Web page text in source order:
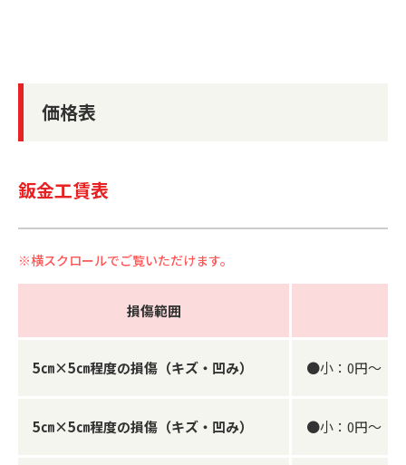
価格表
鈑金工賃表
損傷範囲
5㎝×5㎝程度の損傷（キズ・凹み） ●小：0円～ ●
5㎝×5㎝程度の損傷（キズ・凹み） ●小：0円～ ●